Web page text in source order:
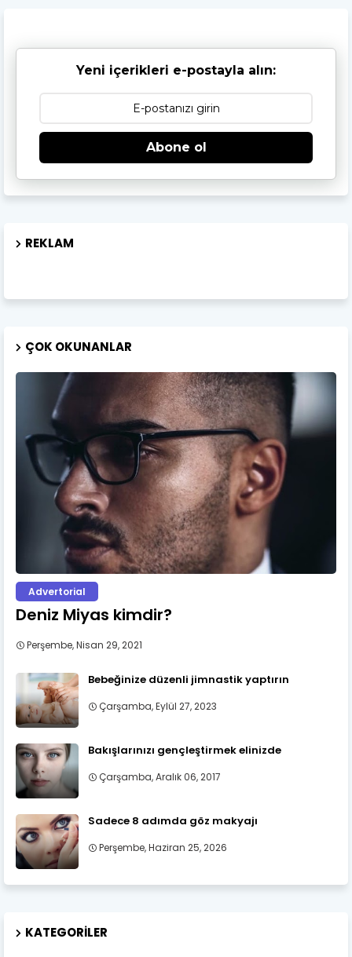
Yeni içerikleri e-postayla alın:
Abone ol
REKLAM
ÇOK OKUNANLAR
Advertorial
Deniz Miyas kimdir?
Perşembe, Nisan 29, 2021
Bebeğinize düzenli jimnastik yaptırın
Çarşamba, Eylül 27, 2023
Bakışlarınızı gençleştirmek elinizde
Çarşamba, Aralık 06, 2017
Sadece 8 adımda göz makyajı
Perşembe, Haziran 25, 2026
KATEGORILER